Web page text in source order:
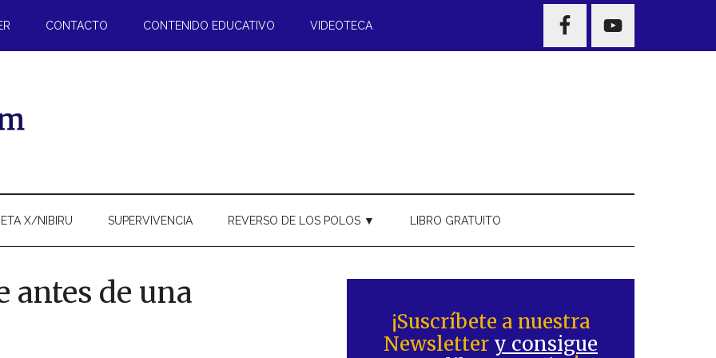
CONTACTO CONTENIDO EDUCATIVO VIDEOTECA
NAV
WIDGET
X/NIBIRU SUPERVIVENCIA REVERSO DE LOS POLOS ▼ LIBRO GRATUITO
antes de una
lateral
principal
¡Suscríbete a nuestra
Newsletter y consigue